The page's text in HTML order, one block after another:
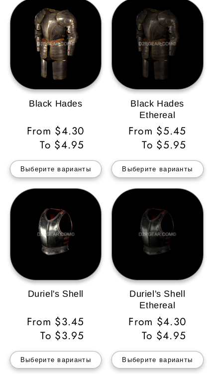
Black Hades
Обычная
цена
From $4.30
To $4.95
Выберите варианты
Black Hades
Ethereal
Обычная
цена
From $5.45
To $5.95
Выберите варианты
Duriel's Shell
Обычная
цена
From $3.45
To $3.95
Выберите варианты
Duriel's Shell
Ethereal
Обычная
цена
From $4.30
To $4.95
Выберите варианты